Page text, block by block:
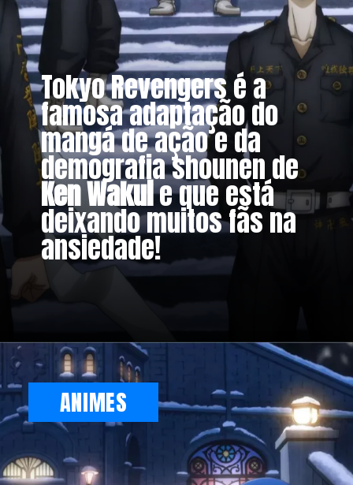
Tokyo Revengers é a
famosa adaptação do
mangá de ação e da
demografia shounen de
Ken Wakuie que está
deixando muitos fãs na
ansiedade!
Opening https://metagalaxia.com.br/anime-e-manga/episodio-12-de-tokyo-revengers-2a-temporada-data-e-hora/
ANIMES